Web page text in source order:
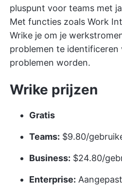
pluspunt voor teams met
Met functies zoals Work
Wrike je om je
problemen te
problemen worden.
Wrike prijzen
Gratis
Teams: $9.80/
Business: $24.80/
Enterprise: